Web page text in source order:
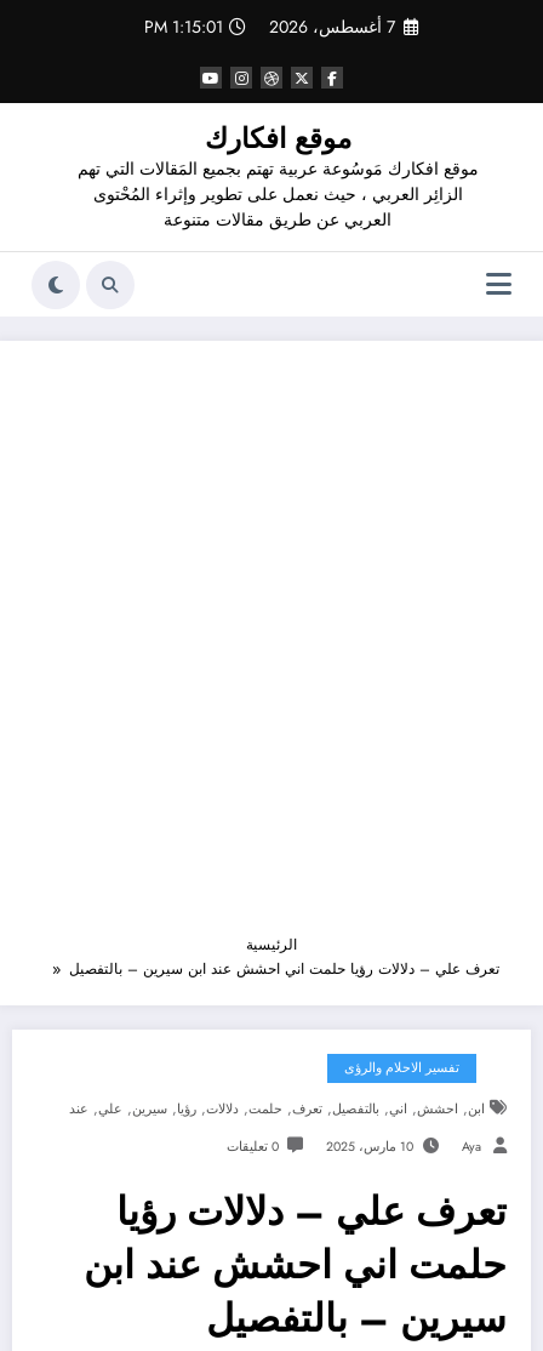
7 أغسطس، 2026 1:15:02 PM
موقع افكارك
موقع افكارك مَوسُوعة عربية تهتم بجميع المَقالات التي تهم
الزائِر العربي ، حيث نعمل على تطوير وإثراء المُحْتوى
العربي عن طريق مقالات متنوعة
الرئيسية
تعرف علي – دلالات رؤيا حلمت اني احشش عند ابن سيرين – بالتفصيل
تفسير الاحلام والرؤى
ابن, احشش, اني, بالتفصيل, تعرف, حلمت, دلالات, رؤيا, سيرين, علي, عند
Aya 10 مارس، 2025 0 تعليقات
تعرف علي – دلالات رؤيا
حلمت اني احشش عند ابن
سيرين – بالتفصيل